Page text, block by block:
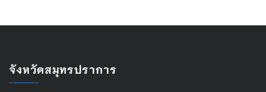
จังหวัดสมุทรปราการ